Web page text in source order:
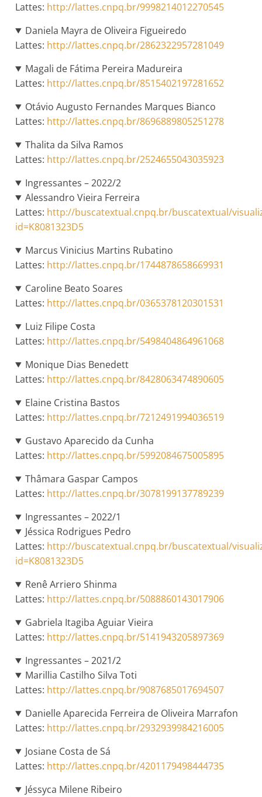
Lattes: http://lattes.cnpq.br/9998214012270545
Daniela Mayra de Oliveira Figueiredo
Lattes: http://lattes.cnpq.br/2862322957281049
Magali de Fátima Pereira Madureira
Lattes: http://lattes.cnpq.br/8515402197281652
Otávio Augusto Fernandes Marques Bianco
Lattes: http://lattes.cnpq.br/8696889805251278
Thalita da Silva Ramos
Lattes: http://lattes.cnpq.br/2524655043035923
Ingressantes – 2022/2
Alessandro Vieira Ferreira
Lattes: http://buscatextual.cnpq.br/buscatextual/
id=K8081323D5
Marcus Vinicius Martins Rubatino
Lattes: http://lattes.cnpq.br/1744878658669931
Caroline Beato Soares
Lattes: http://lattes.cnpq.br/0365378120301531
Luiz Filipe Costa
Lattes: http://lattes.cnpq.br/5498404864961068
Monique Dias Benedett
Lattes: http://lattes.cnpq.br/8428063474890605
Elaine Cristina Bastos
Lattes: http://lattes.cnpq.br/7212491994036519
Gustavo Aparecido da Cunha
Lattes: http://lattes.cnpq.br/5992084675005895
Thâmara Gaspar Campos
Lattes: http://lattes.cnpq.br/3078199137789239
Ingressantes – 2022/1
Jéssica Rodrigues Pedro
Lattes: http://buscatextual.cnpq.br/buscatextual/
id=K8081323D5
Renê Arriero Shinma
Lattes: http://lattes.cnpq.br/5088860143017906
Gabriela Itagiba Aguiar Vieira
Lattes: http://lattes.cnpq.br/5141943205897369
Ingressantes – 2021/2
Marillia Castilho Silva Toti
Lattes: http://lattes.cnpq.br/9087685017694507
Danielle Aparecida Ferreira de Oliveira Marrafon
Lattes: http://lattes.cnpq.br/2932939984216005
Josiane Costa de Sá
Lattes: http://lattes.cnpq.br/4201179498444735
Jéssyca Milene Ribeiro